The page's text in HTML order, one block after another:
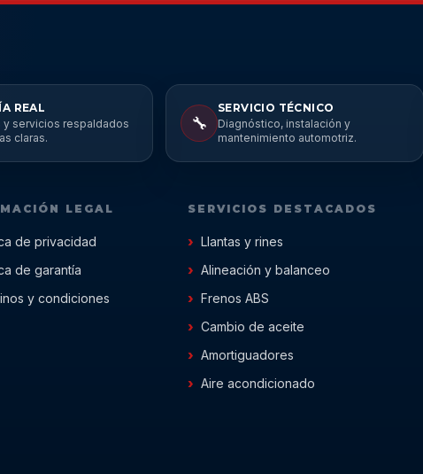
REAL
y servicios respaldados
claras.
🔧
SERVICIO TÉCNICO
Diagnóstico, instalación y
mantenimiento automotriz.
LEGAL
de privacidad
de garantía
y condiciones
SERVICIOS DESTACADOS
Llantas y rines
Alineación y balanceo
Frenos ABS
Cambio de aceite
Amortiguadores
Aire acondicionado